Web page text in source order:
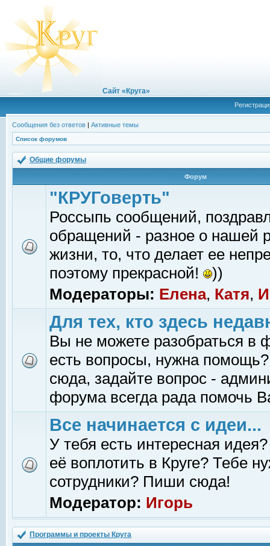
Сайт «Круга»
Сообщения без ответов | Активные темы
Список форумов
Общие форумы
Форум
"КРУГоверть"
Россыпь сообщений,
обращений - разное о нашей
жизни, то, что делает ее
поэтому прекрасной!
))
Модераторы: Елена, Катя,
Для тех, кто здесь
Вы не можете разобраться в
есть вопросы, нужна помощь?
сюда, задайте вопрос -
форума всегда рада помочь
Все начинается с идеи...
У тебя есть интересная
её воплотить в Круге? Тебе
сотрудники? Пиши сюда!
Модератор: Игорь
Программы и проекты Круга